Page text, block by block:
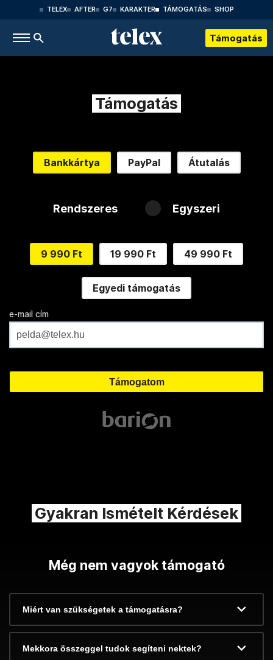
TELEX AFTER G7 KARAKTER TÁMOGATÁS SHOP
Támogatás
Támogatás
Bankkártya PayPal Átutalás
Rendszeres Egyszeri
9 990 Ft 19 990 Ft 49 990 Ft
Egyedi támogatás
e-mail cím
Gyakran Ismételt Kérdések
Még nem vagyok támogató
Miért van szükségetek a támogatásra?
Mekkora összeggel tudok segíteni nektek?